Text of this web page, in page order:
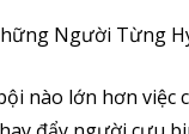
Người Từng
nào lớn hơn việc